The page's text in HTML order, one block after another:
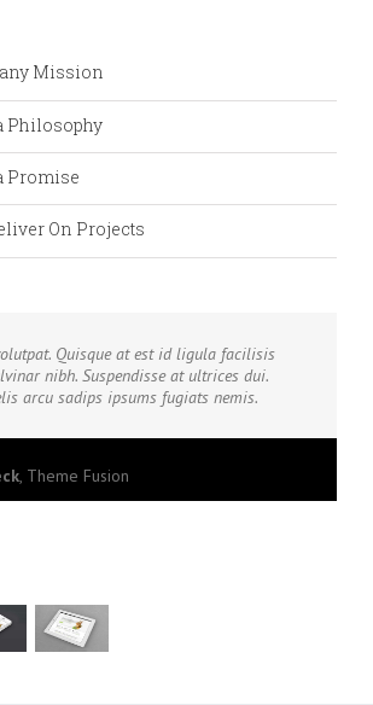
Mission
Philosophy
Promise
On Projects
Quisque at est id ligula facilisis
nibh. Suspendisse at ultrices dui.
arcu sadips ipsums fugiats nemis.
, Theme Fusion